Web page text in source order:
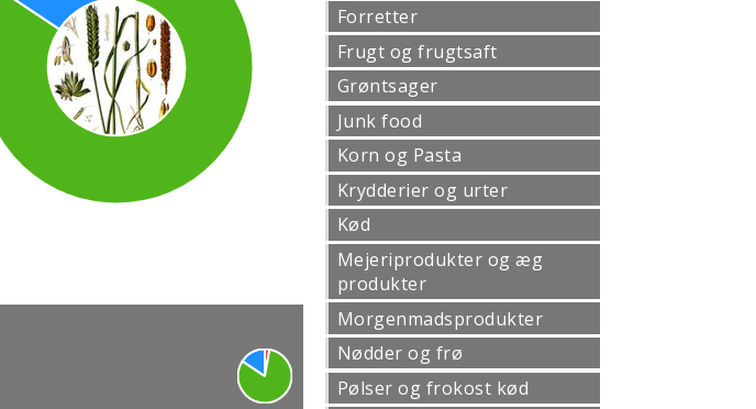
Forretter
Frugt og frugtsaft
Grøntsager
Junk food
Korn og Pasta
Krydderier og urter
Kød
Mejeriprodukter og æg
produkter
Morgenmadsprodukter
Nødder og frø
Pølser og frokost kød